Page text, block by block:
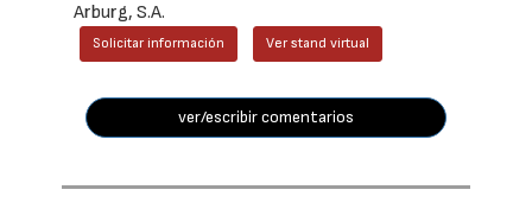
Arburg, S.A.
Solicitar información Ver stand virtual
ver/escribir comentarios